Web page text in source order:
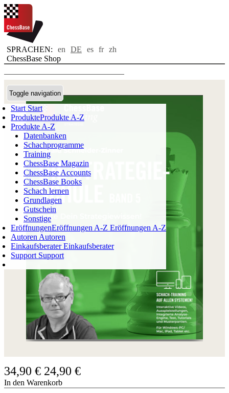
SPRACHEN: en DE es fr zh
ChessBase Shop
Toggle navigation
Start Start
ProdukteProdukte A-Z
Produkte A-Z
Datenbanken
Schachprogramme
Training
ChessBase Magazin
ChessBase Accounts
ChessBase Books
Schach lernen
Grundlagen
Gutschein
Sonstige
EröffnungenEröffnungen A-Z Eröffnungen A-Z
Autoren Autoren
EinkaufsberaterEinkaufsberater
Support Support
Login
WARENKORB
0ARTIKEL
0,00 €
✔
34,90 € 24,90 €
In den Warenkorb